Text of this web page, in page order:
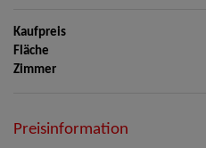
Kaufpreis
Fläche
Zimmer
Preisinformation